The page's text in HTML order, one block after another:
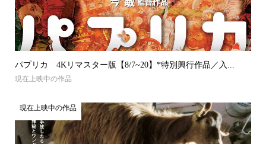
パプリカ 4Kリマスター版【8/7~20】*特別興行作品／入...
現在上映中の作品
現在上映中の作品